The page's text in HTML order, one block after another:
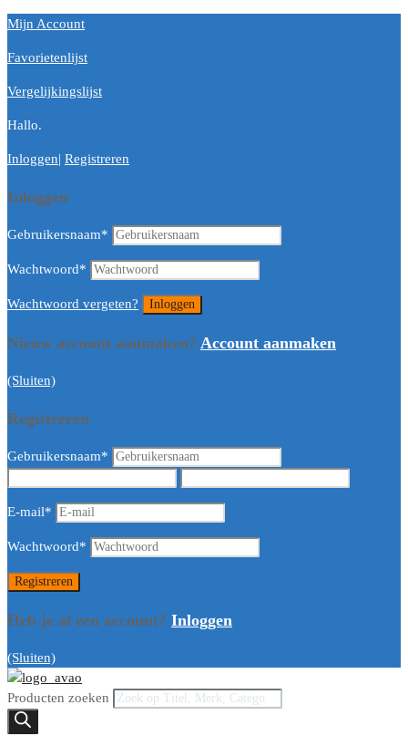
Mijn Account
Favorietenlijst
Vergelijkingslijst
Hallo.
Inloggen| Registreren
Inloggen
Gebruikersnaam*
Wachtwoord*
Wachtwoord vergeten?
Nieuw account aanmaken? Account aanmaken
(Sluiten)
Registreren
Gebruikersnaam*
E-mail*
Wachtwoord*
Heb je al een account? Inloggen
(Sluiten)
Producten zoeken